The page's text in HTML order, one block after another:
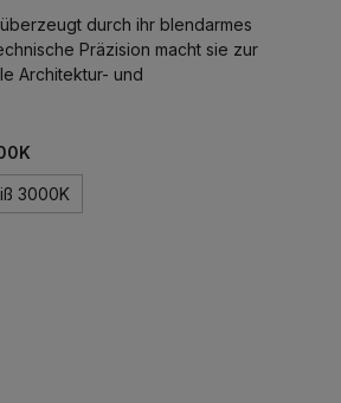
durch ihr blendarmes
Präzision macht sie zur
Architektur- und
3000K